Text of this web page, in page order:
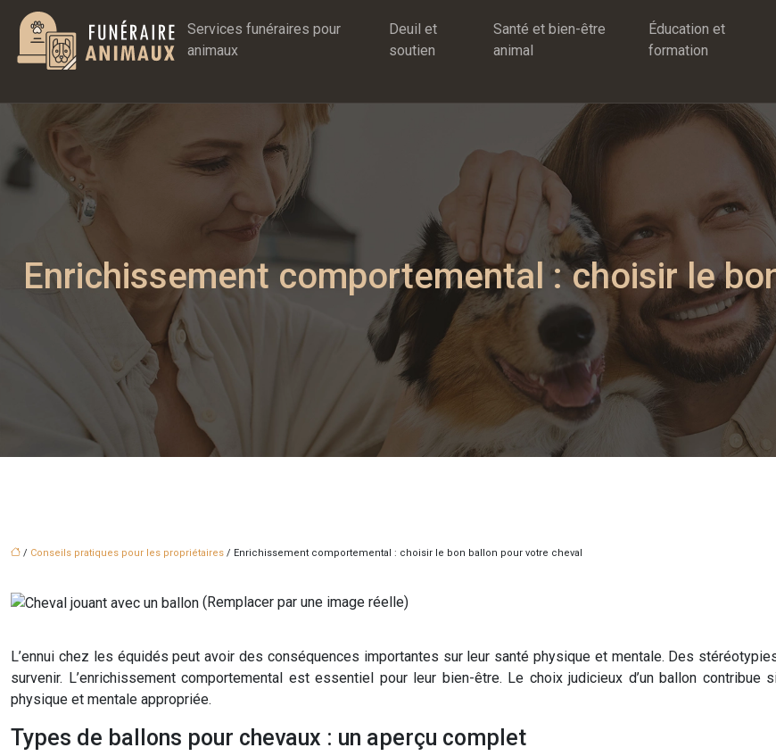
Services funéraires pour
animaux
Deuil et
soutien
Santé et bien-être
animal
Éducation et
formation
Enrichissement comportemental : choisir le
/ Conseils pratiques pour les propriétaires / Enrichissement comportemental : choisir le bon ballon pour votre cheval
(Remplacer par une image réelle)
L’ennui chez les équidés peut avoir des conséquences importantes sur leur santé physique et mentale. Des
survenir. L’enrichissement comportemental est essentiel pour leur bien-être. Le choix judicieux d’un ballon
physique et mentale appropriée.
Types de ballons pour chevaux : un aperçu complet